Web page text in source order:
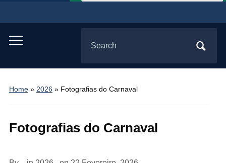
Toggle
menu
for:
Home» 2026 » Fotografias do Carnaval
Fotografias do Carnaval